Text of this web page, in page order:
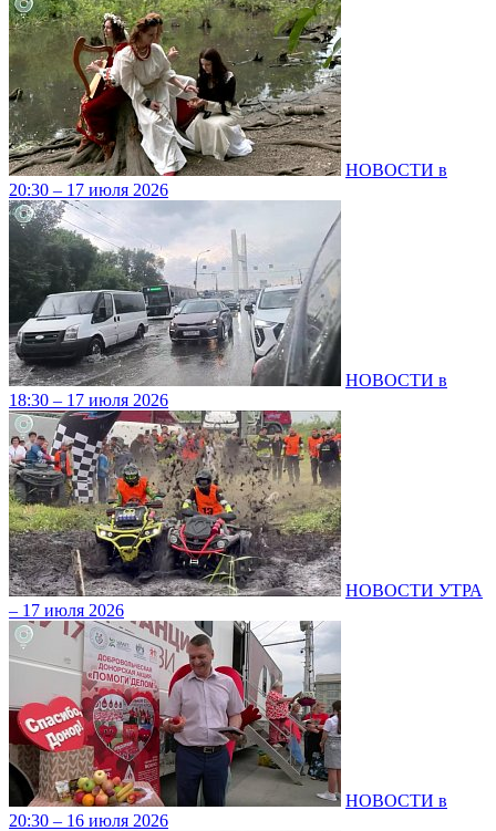
НОВОСТИ в
20:30 – 17 июля 2026
НОВОСТИ в
18:30 – 17 июля 2026
НОВОСТИ УТРА
– 17 июля 2026
НОВОСТИ в
20:30 – 16 июля 2026